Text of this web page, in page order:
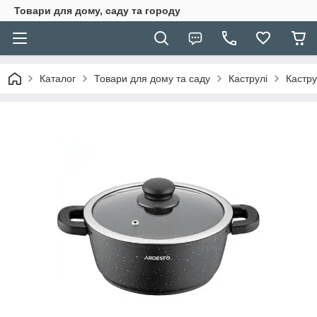
Товари для дому, саду та городу
Каталог Товари для дому та саду Каструлі